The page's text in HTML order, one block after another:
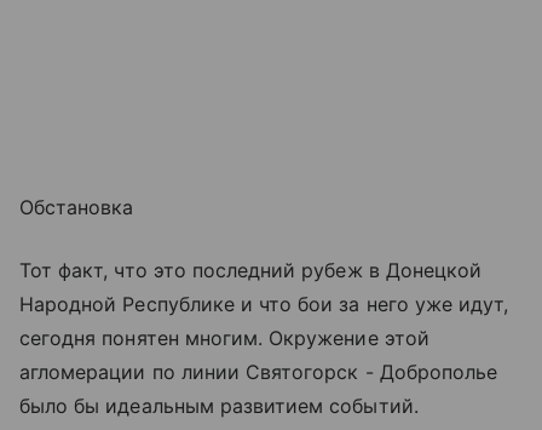
Обстановка
Тот факт, что это последний рубеж в Донецкой
Народной Республике и что бои за него уже идут,
сегодня понятен многим. Окружение этой
агломерации по линии Святогорск - Доброполье
было бы идеальным развитием событий.